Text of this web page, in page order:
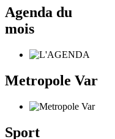
Agenda du
mois
Metropole Var
Sport